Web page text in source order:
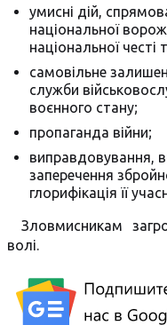
умисні дій,
національної
національної честі
самовільне
служби
воєнного стану;
пропаганда війни;
виправдовування,
заперечення
глорифікація її
Зловмисникам
волі.